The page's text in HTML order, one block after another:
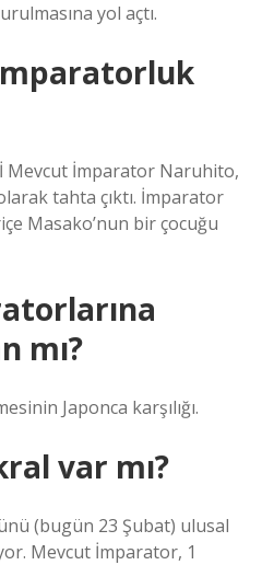
yol açtı.
Mevcut İmparator Naruhito,
tahta çıktı. İmparator
Masako’nun bir çocuğu
mı?
Japonca karşılığı.
var mı?
(bugün 23 Şubat) ulusal
Mevcut İmparator, 1